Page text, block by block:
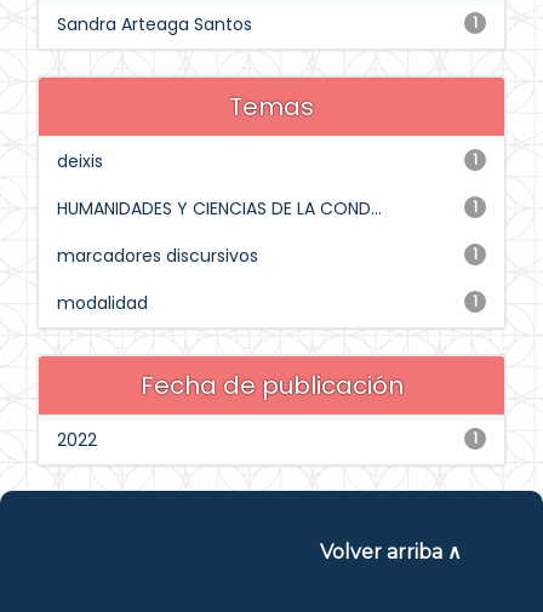
1
Sandra Arteaga Santos
Temas
1
deixis
1
HUMANIDADES Y CIENCIAS DE LA COND...
1
marcadores discursivos
1
modalidad
Fecha de publicación
1
2022
Volver arriba ∧